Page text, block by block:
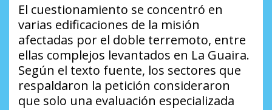
El cuestionamiento se concentró en
varias edificaciones de la misión
afectadas por el doble terremoto, entre
ellas complejos levantados en La Guaira.
Según el texto fuente, los sectores que
respaldaron la petición consideraron
que solo una evaluación especializada